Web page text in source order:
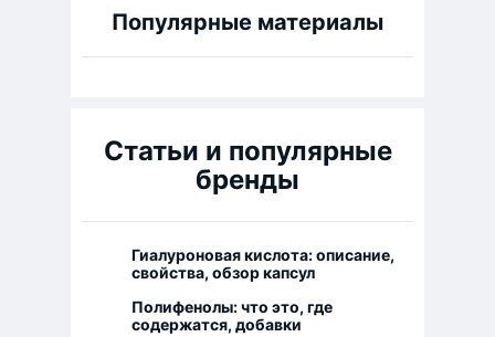
Популярные материалы
Статьи и популярные
бренды
Гиалуроновая кислота: описание,
свойства, обзор капсул
Полифенолы: что это, где
содержатся, добавки